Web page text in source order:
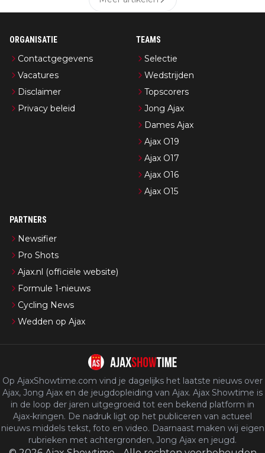
ORGANISATIE
Contactgegevens
Vacatures
Disclaimer
Privacy beleid
TEAMS
Selectie
Wedstrijden
Topscorers
Jong Ajax
Dames Ajax
Ajax O19
Ajax O17
Ajax O16
Ajax O15
PARTNERS
Newsifier
Pro Shots
Ajax.nl (officiële website)
Formule 1-nieuws
Cycling News
Wedden op Ajax
Op AjaxShowtime.com vind je dagelijks het laatste nieuws over
Ajax, Jong Ajax en de jeugdopleiding van Ajax. Ajax Showtime is
in de loop der jaren uitgegroeid tot een bekend platform in
Ajax-kringen. De nadruk ligt op het publiceren van actueel
nieuws middels tekst, foto en video. Daarnaast maken wij eigen
rubrieken met achtergronden, Jong Ajax en jeugd.